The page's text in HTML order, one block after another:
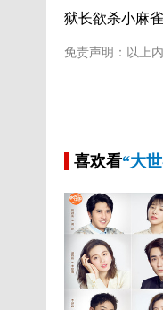
狱长欲杀小麻
免责声明：以上
喜欢看“大